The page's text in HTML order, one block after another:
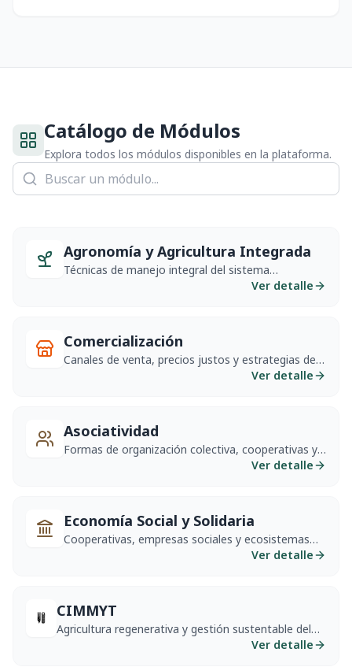
Catálogo de Módulos
Explora todos los módulos disponibles en la plataforma.
Agronomía y Agricultura Integrada
Técnicas de manejo integral del sistema
agronómico para producir de forma sustentable.
Ver detalle
Comercialización
Canales de venta, precios justos y estrategias de
Ver detalle
Asociatividad
Formas de organización colectiva, cooperativas y
Ver detalle
Economía Social y Solidaria
Cooperativas, empresas sociales y ecosistemas
colectivos para el desarrollo del sector rural.
Ver detalle
CIMMYT
Agricultura regenerativa y gestión sustentable del
Ver detalle